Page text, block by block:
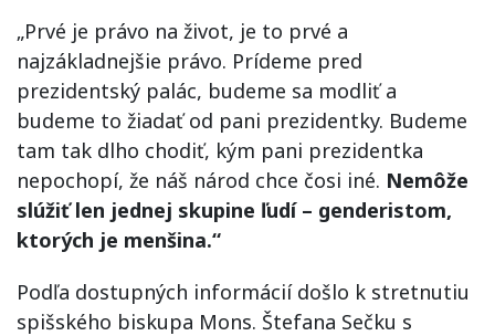
„Prvé je právo na život, je to prvé a
najzákladnejšie právo. Prídeme pred
prezidentský palác, budeme sa modliť a
budeme to žiadať od pani prezidentky. Budeme
tam tak dlho chodiť, kým pani prezidentka
nepochopí, že náš národ chce čosi iné. Nemôže
slúžiť len jednej skupine ľudí – genderistom,
ktorých je menšina.“
Podľa dostupných informácií došlo k stretnutiu
spišského biskupa Mons. Štefana Sečku s